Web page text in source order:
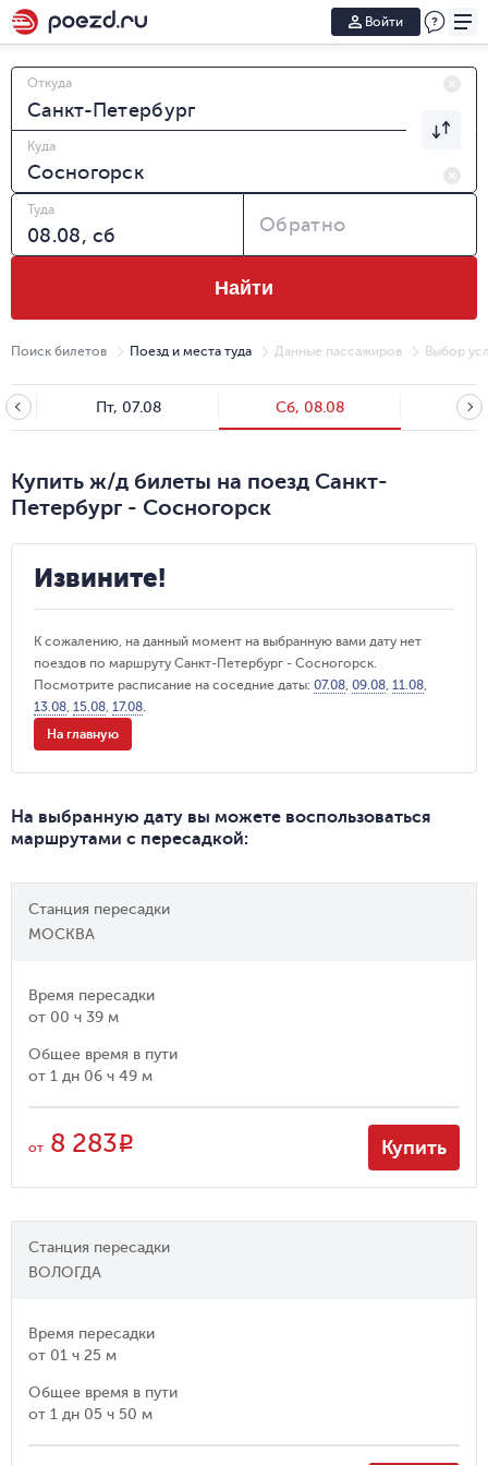
Войти
Откуда
Куда
Туда
Обратно
Найти
Поиск билетов Поезд и места туда Данные пассажиров Выбор
Пт, 07.08 Сб, 08.08 Вс,
Купить ж/д билеты на поезд Санкт-
Петербург - Сосногорск
Извините!
К сожалению, на данный момент на выбранную вами дату нет
поездов по маршруту Санкт-Петербург - Сосногорск.
Посмотрите расписание на соседние даты: 07.08, 09.08, 11.08,
13.08, 15.08, 17.08.
На главную
На выбранную дату вы можете воспользоваться
маршрутами с пересадкой:
Станция пересадки
МОСКВА
Время пересадки
от 00 ч 39 м
Общее время в пути
от 1 дн 06 ч 49 м
от 8 283R Купить
Станция пересадки
ВОЛОГДА
Время пересадки
от 01 ч 25 м
Общее время в пути
от 1 дн 05 ч 50 м